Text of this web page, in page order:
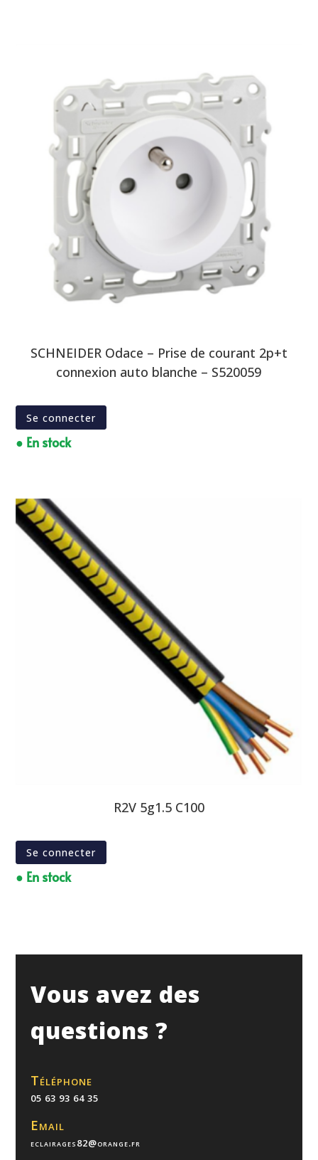
SCHNEIDER Odace – Prise de courant 2p+t
connexion auto blanche – S520059
Se connecter
● En stock
R2V 5g1.5 C100
Se connecter
● En stock
Vous avez des
questions ?
Téléphone
05 63 93 64 35
Email
eclairages82@orange.fr